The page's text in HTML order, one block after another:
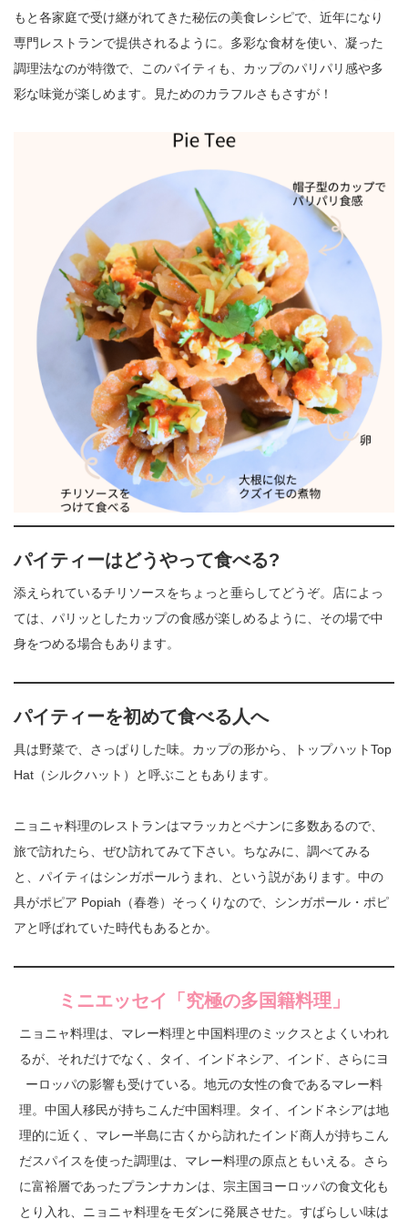
もと各家庭で受け継がれてきた秘伝の美食レシピで、近年になり
専門レストランで提供されるように。多彩な食材を使い、凝った
調理法なのが特徴で、このパイティも、カップのパリパリ感や多
彩な味覚が楽しめます。見ためのカラフルさもさすが！
パイティーはどうやって食べる?
添えられているチリソースをちょっと垂らしてどうぞ。店によっ
ては、パリッとしたカップの食感が楽しめるように、その場で中
身をつめる場合もあります。
パイティーを初めて食べる人へ
具は野菜で、さっぱりした味。カップの形から、トップハットTop
Hat（シルクハット）と呼ぶこともあります。
ニョニャ料理のレストランはマラッカとペナンに多数あるので、
旅で訪れたら、ぜひ訪れてみて下さい。ちなみに、調べてみる
と、パイティはシンガポールうまれ、という説があります。中の
具がポピア Popiah（春巻）そっくりなので、シンガポール・ポピ
アと呼ばれていた時代もあるとか。
ミニエッセイ「究極の多国籍料理」
ニョニャ料理は、マレー料理と中国料理のミックスとよくいわれ
るが、それだけでなく、タイ、インドネシア、インド、さらにヨ
ーロッパの影響も受けている。地元の女性の食であるマレー料
理。中国人移民が持ちこんだ中国料理。タイ、インドネシアは地
理的に近く、マレー半島に古くから訪れたインド商人が持ちこん
だスパイスを使った調理は、マレー料理の原点ともいえる。さら
に富裕層であったプランナカンは、宗主国ヨーロッパの食文化も
とり入れ、ニョニャ料理をモダンに発展させた。すばらしい味は